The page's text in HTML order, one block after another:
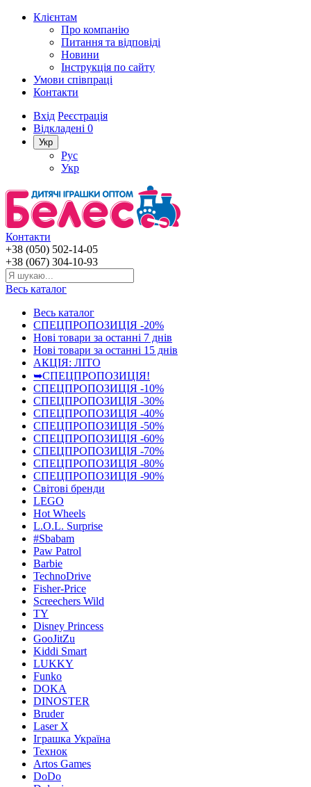
Клієнтам
Про компанію
Питання та відповіді
Новини
Інструкція по сайту
Умови співпраці
Контакти
Вхід Реєстрація
Відкладені 0
Укр
Рус
Укр
Контакти
+38 (050) 502-14-05
+38 (067) 304-10-93
Весь каталог
Весь каталог
СПЕЦПРОПОЗИЦІЯ -20%
Нові товари за останнi 7 днiв
Нові товари за останнi 15 днiв
АКЦІЯ: ЛІТО
➥СПЕЦПРОПОЗИЦІЯ!
СПЕЦПРОПОЗИЦІЯ -10%
СПЕЦПРОПОЗИЦІЯ -30%
СПЕЦПРОПОЗИЦІЯ -40%
СПЕЦПРОПОЗИЦІЯ -50%
СПЕЦПРОПОЗИЦІЯ -60%
СПЕЦПРОПОЗИЦІЯ -70%
СПЕЦПРОПОЗИЦІЯ -80%
СПЕЦПРОПОЗИЦІЯ -90%
Світові бренди
LEGO
Hot Wheels
L.O.L. Surprise
#Sbabam
Paw Patrol
Barbie
TechnoDrive
Fisher-Price
Screechers Wild
TY
Disney Princess
GooJitZu
Kiddi Smart
LUKKY
Funko
DOKA
DINOSTER
Bruder
Laser X
Іграшка Україна
Технок
Artos Games
DoDo